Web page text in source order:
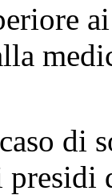
di